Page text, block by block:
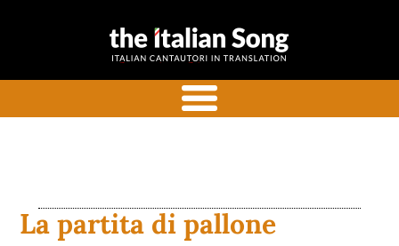
the italian
with commentaries
La partita di pallone